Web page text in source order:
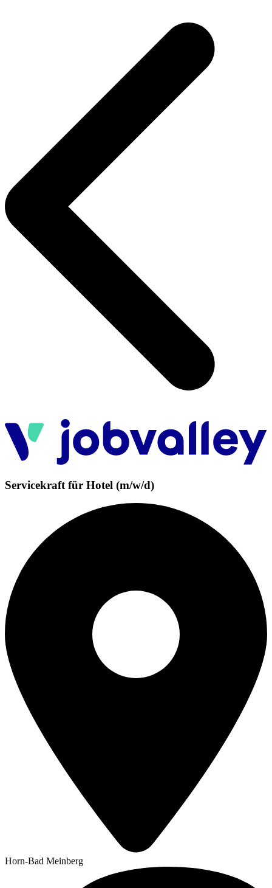
Servicekraft für Hotel (m/w/d)
Horn-Bad Meinberg